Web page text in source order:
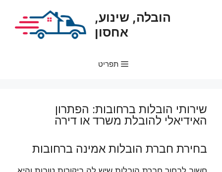
הובלה, שינוע,
אחסון
תפריט
שירותי הובלות ברחובות: הפתרון
האידיאלי להובלת משרד או דירה
בחירת חברת הובלות אמינה ברחובות